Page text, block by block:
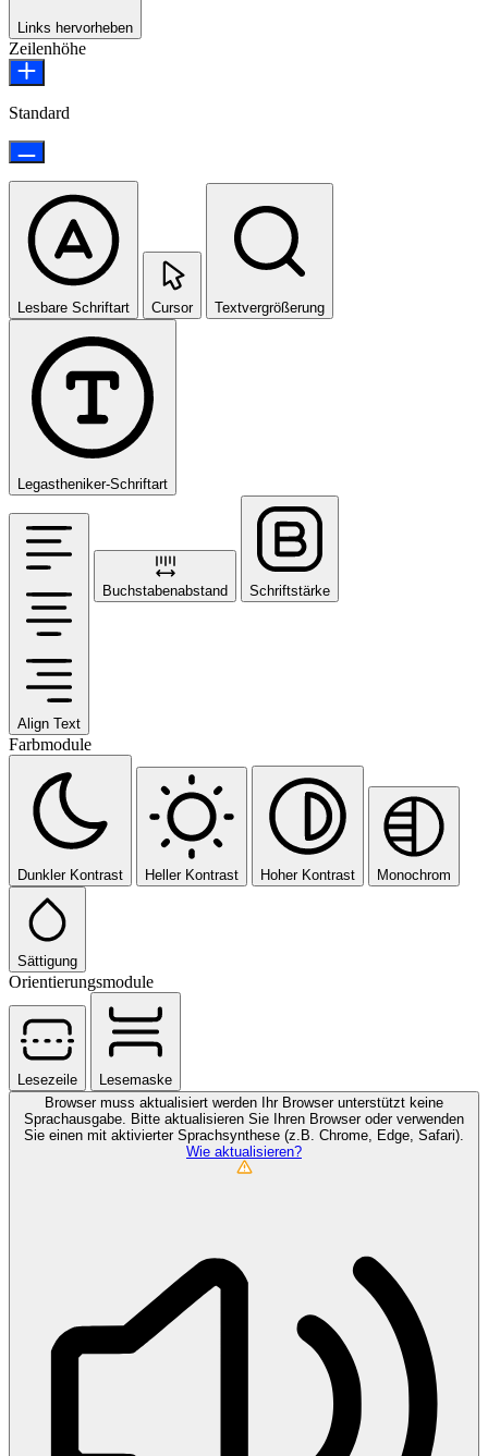
Links hervorheben
Zeilenhöhe
Standard
Lesbare Schriftart Cursor Textvergrößerung
Legastheniker-Schriftart
Align Text
Buchstabenabstand Schriftstärke
Farbmodule
Dunkler Kontrast Heller Kontrast Hoher Kontrast Monochrom
Sättigung
Orientierungsmodule
Lesezeile
Lesemaske
Browser muss aktualisiert werden
Ihr Browser unterstützt keine
Sprachausgabe. Bitte aktualisieren Sie Ihren Browser oder verwenden
Sie einen mit aktivierter Sprachsynthese (z.B. Chrome, Edge, Safari).
Wie aktualisieren?